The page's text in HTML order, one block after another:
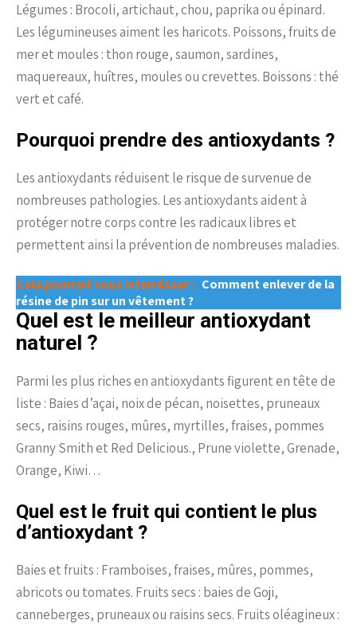
Légumes : Brocoli, artichaut, chou, paprika ou épinard.
Les légumineuses aiment les haricots. Poissons, fruits de
mer et moules : thon rouge, saumon, sardines,
maquereaux, huîtres, moules ou crevettes. Boissons : thé
vert et café.
Pourquoi prendre des antioxydants ?
Les antioxydants réduisent le risque de survenue de
nombreuses pathologies. Les antioxydants aident à
protéger notre corps contre les radicaux libres et
permettent ainsi la prévention de nombreuses maladies.
Cela pourrait vous interrésser : Comment enlever de la
résine de pin sur un vêtement ?
Quel est le meilleur antioxydant
naturel ?
Parmi les plus riches en antioxydants figurent en tête de
liste : Baies d’açai, noix de pécan, noisettes, pruneaux
secs, raisins rouges, mûres, myrtilles, fraises, pommes
Granny Smith et Red Delicious., Prune violette, Grenade,
Orange, Kiwi…
Quel est le fruit qui contient le plus
d’antioxydant ?
Baies et fruits : Framboises, fraises, mûres, pommes,
abricots ou tomates. Fruits secs : baies de Goji,
canneberges, pruneaux ou raisins secs. Fruits oléagineux :